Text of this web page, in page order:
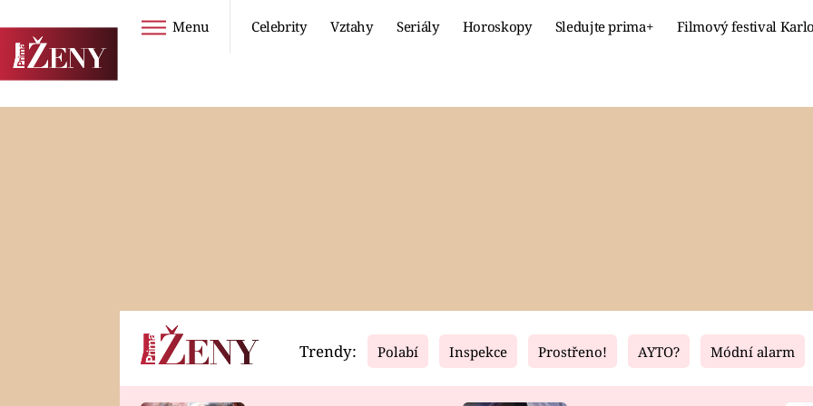
Menu Celebrity Vztahy Seriály Horoskopy Sledujte prima+ Filmový festival
Horoskopy Video Fresh Living
Trendy: Polabí Inspekce Prostřeno! AYTO? Módní alarm